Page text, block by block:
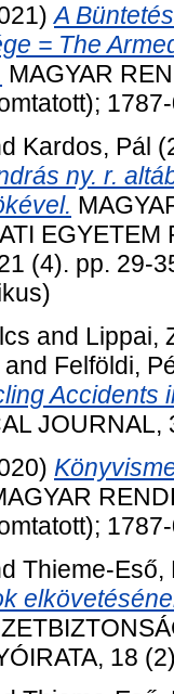
A
= The
MAGYAR
Kardos, Pál
ny. r.
(4). pp. 29-
and Lippai,
and Felföldi,
Accidents
Thieme-Eső,
18